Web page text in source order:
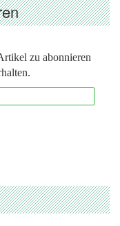
zu abonnieren